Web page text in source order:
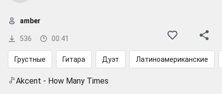
536 00:41
amber
Грустные Гитара Дуэт Латиноамериканские
Akcent - How Many Times